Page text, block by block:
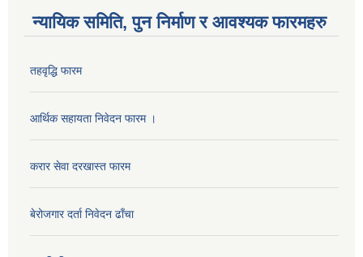
न्यायिक समिति, पुन निर्माण र आवश्यक फारमहरु
तहवृद्धि फारम
आर्थिक सहायता निवेदन फारम ।
करार सेवा दरखास्त फारम
बेरोजगार दर्ता निवेदन ढाँचा